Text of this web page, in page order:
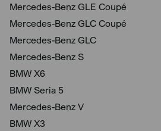
Mercedes-Benz GLE Coupé
Mercedes-Benz GLC Coupé
Mercedes-Benz GLC
Mercedes-Benz S
BMW X6
BMW Seria 5
Mercedes-Benz V
BMW X3